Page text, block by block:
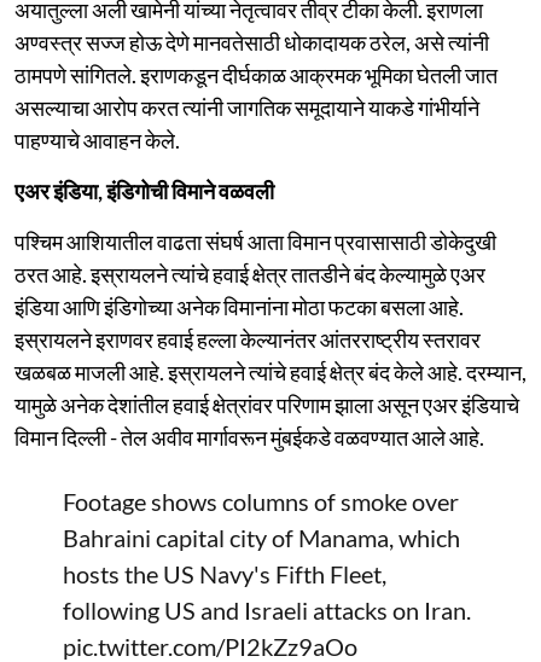
अयातुल्ला अली खामेनी यांच्या नेतृत्वावर तीव्र टीका केली. इराणला
अण्वस्त्र सज्ज होऊ देणे मानवतेसाठी धोकादायक ठरेल, असे त्यांनी
ठामपणे सांगितले. इराणकडून दीर्घकाळ आक्रमक भूमिका घेतली जात
असल्याचा आरोप करत त्यांनी जागतिक समूदायाने याकडे गांभीर्याने
पाहण्याचे आवाहन केले.
एअर इंडिया, इंडिगोची विमाने वळवली
पश्चिम आशियातील वाढता संघर्ष आता विमान प्रवासासाठी डोकेदुखी
ठरत आहे. इस्रायलने त्यांचे हवाई क्षेत्र तातडीने बंद केल्यामुळे एअर
इंडिया आणि इंडिगोच्या अनेक विमानांना मोठा फटका बसला आहे.
इस्रायलने इराणवर हवाई हल्ला केल्यानंतर आंतरराष्ट्रीय स्तरावर
खळबळ माजली आहे. इस्रायलने त्यांचे हवाई क्षेत्र बंद केले आहे. दरम्यान,
यामुळे अनेक देशांतील हवाई क्षेत्रांवर परिणाम झाला असून एअर इंडियाचे
विमान दिल्ली - तेल अवीव मार्गावरून मुंबईकडे वळवण्यात आले आहे.
Footage shows columns of smoke over
Bahraini capital city of Manama, which
hosts the US Navy's Fifth Fleet,
following US and Israeli attacks on Iran.
pic.twitter.com/PI2kZz9aOo